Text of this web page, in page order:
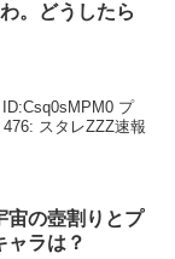
。どうしたら
プ
スタレZZZ速報
宙の壺割りとプ
ャラは？